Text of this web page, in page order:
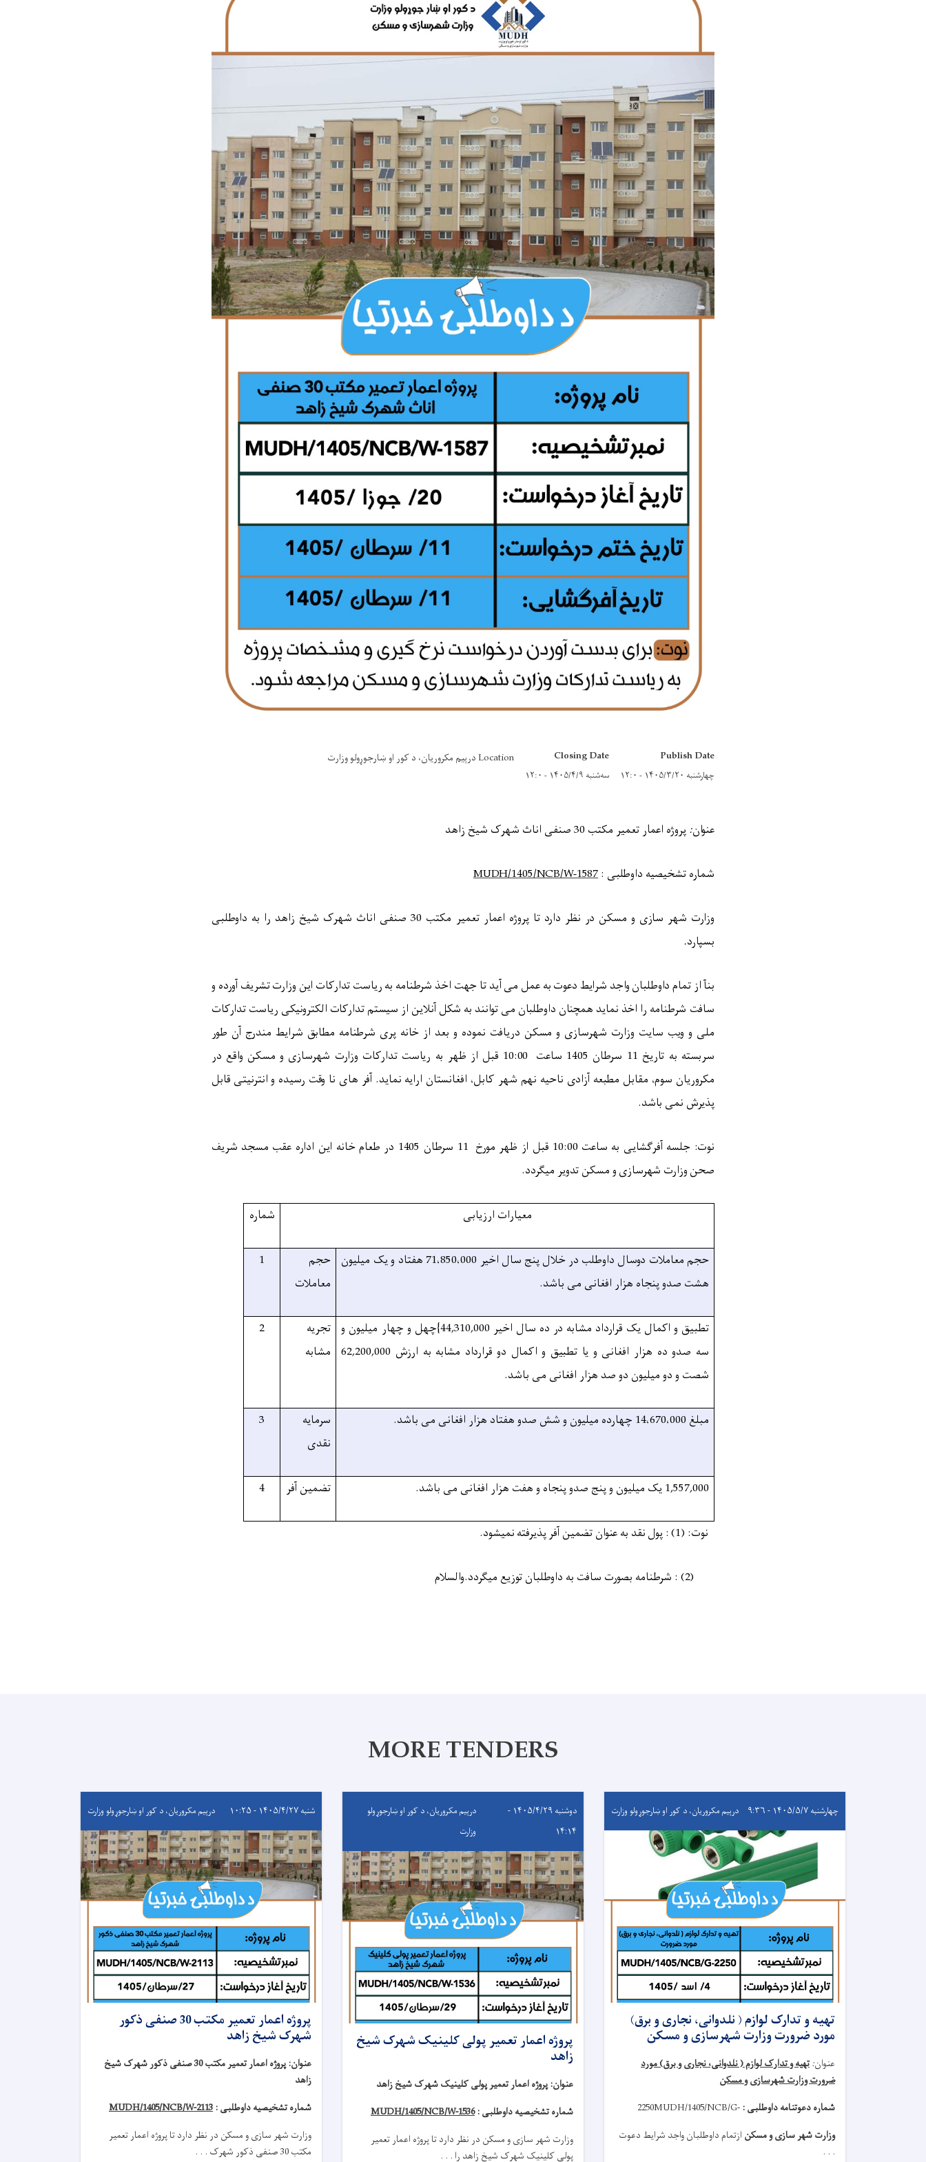
Publish Date
چهارشنبه ۱۴۰۵/۳/۲۰ - ۱۲:۰
Closing Date
سه‌شنبه ۱۴۰۵/۴/۹ - ۱۲:۰
Location درېيم مکروریان، د کور او ښارجوړولو وزارت
عنوان:پروژه اعمار تعمیر مکتب 30 صنفی اناث شهرک شیخ زاهد
شماره تشخیصیه داوطلبی :MUDH/1405/NCB/W-1587
وزارت شهر سازی و مسکن در نظر دارد تاپروژه اعمار تعمیر مکتب 30 صنفی اناث شهرک شیخ زاهد را به داوطلبی
بسپارد.
بنآاز تمام داوطلبان واجد شرایط دعوت به عمل می آید تا جهت اخذ شرطنامه به ریاست تدارکات این وزارت تشریف آورده و
سافت شرطنامه را اخذ نماید همچنان داوطلبان می توانند به شکل آنلاین از سیستم تدارکات الکترونیکی ریاست تدارکات
ملی و ویب سایت وزارت شهرسازی و مسکن دریافت نموده و بعد از خانه پری شرطنامه مطابق شرایط مندرج آن طور
سربسته به تاریخ 11
سرطان 1405 ساعت 10:00 قبل از ظهر به ریاست تدارکات وزارت شهرسازی و مسکن واقع در
مکروریان سوم، مقابل مطبعه آزادی ناحیه نهم شهر کابل، افغانستان ارایه نماید. آفر های نا وقت رسیده و انترنیتی قابل
پذیرش نمی باشد.
نوت: جلسه آفرگشایی به ساعت10:00 قبل از ظهر مورخ 11 سرطان 1405 در طعام خانه این اداره عقب
مسجد شریف
صحن وزارت شهرسازی ومسکنتدویر میگردد.
معیارات ارزیابی شماره
حجم معاملات دوسال داوطلب در خلال پنج سال اخیر
71،850،000 هفتاد و یک میلیون
هشت صدو پنجاه هزار افغانی می باشد.
حجم
معاملات
1
تطبیق و اکمال یک قرارداد مشابه در ده سال اخیر
44,310,000}چهل و چهار میلیون و
سه صدو ده هزار افغانی و یا تطبیق و اکمال دو قرارداد مشابه به ارزش 62,200,000
شصت و دو میلیون دو صد هزار افغانی می باشد.
تجریه
مشابه
2
مبلغ14،670،000 چهارده میلیون و شش صدو هفتاد هزار افغانی می باشد.
سرمایه
نقدی
3
1,557,000 یک میلیون و پنج صدو پنجاه و هفت هزار افغانی می باشد. تضمین آفر 4
نوت: (1) : پول نقد به عنوان تضمین آفر پذیرفته نمیشود.
(2) : شرطنامه بصورت سافت به داوطلبان توزیع میگردد. والسلام
MORE TENDERS
چهارشنبه ۱۴۰۵/۵/۷ - ۹:۳۶ درېيم مکروریان، د کور او ښارجوړولو وزارت
تهیه و تدارک لوازم ( نلدوانی، نجاری و برق)
مورد ضرورت وزارت شهرسازی و مسکن
عنوان:تهیه و تدارک لوازم ( نلدوانی، نجاری و برق) مورد
ضرورت وزارت شهرسازی و مسکن
شماره دعوتنامه داوطلبی : MUDH/1405/NCB/G-
2250
وزارت شهر سازی و مسکن ازتمام داوطلبان واجد شرایط دعوت
. . .
دوشنبه ۱۴۰۵/۴/۲۹ -
۱۴:۱۴
درېيم مکروریان، د کور او ښارجوړولو
وزارت
پروژه اعمار تعمیر پولی کلینیک شهرک شیخ
زاهد
عنوان: پروژه اعمار تعمیر پولی کلینیک شهرک شیخ زاهد
شماره تشخیصیه داوطلبی :MUDH/1405/NCB/W-1536
وزارت شهر سازی و مسکن در نظر دارد تاپروژه اعمار تعمیر
پولی کلینیک شهرک شیخ زاهد را . . .
شنبه ۱۴۰۵/۴/۲۷ - ۱۰:۲۵ درېيم مکروریان، د کور او ښارجوړولو وزارت
پروژه اعمار تعمیر مکتب 30 صنفی ذکور
شهرک شیخ زاهد
عنوان:
پروژه اعمار تعمیر مکتب 30 صنفی ذکور شهرک شیخ
زاهد
شماره تشخیصیه داوطلبی : MUDH/1405/NCB/W-2113
وزارت شهر سازی و مسکن در نظر دارد تاپروژه اعمار تعمیر
مکتب 30 صنفی ذکور شهرک . . .